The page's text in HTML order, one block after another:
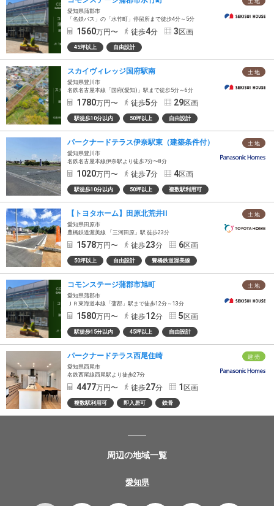
愛知県蒲郡市
「名鉄バス」の「水竹町」停留所まで徒歩4分～5分
1560万円〜 徒歩4分 3区画
45坪以上 自由設計
土 地
スカイヴィレッジ国府駅南
愛知県豊川市
名鉄名古屋本線「国府(愛知)」駅まで徒歩5分～6分
1780万円〜 徒歩5分 29区画
駅徒歩10分以内 50坪以上 自由設計
土 地
パークナードテラス伊奈駅東（建築条件付）
愛知県豊川市
名鉄名古屋本線伊奈駅より徒歩7分〜8分
1020万円〜 徒歩7分 4区画
駅徒歩10分以内 50坪以上 複数駅利用可
土 地
【トヨタホーム】田原北荒井II
愛知県田原市
豊橋鉄道渥美線 「三河田原」駅 徒歩23分
1578万円〜 徒歩23分 6区画
50坪以上 自由設計 豊橋鉄道渥美線
土 地
コモンステージ蒲郡市旭町
愛知県蒲郡市
ＪＲ東海道本線「蒲郡」駅まで徒歩12分～13分
1580万円〜 徒歩12分 5区画
駅徒歩15分以内 45坪以上 自由設計
建 売
パークナードテラス西尾住崎
愛知県西尾市
名鉄西尾線西尾駅より徒歩27分
4477万円〜 徒歩27分 1区画
複数駅利用可 即入居可 鉄骨
周辺の地域一覧
愛知県